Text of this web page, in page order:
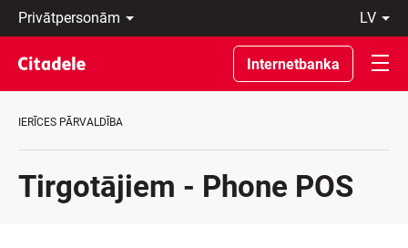
Privātpersonām
Uzņēmumiem
Private
Banking
Par
C
lv
Latviski
По-
русски
In
Internetbanka
IERĪCES PĀRVALDĪBA
Tirgotājiem - Phone POS